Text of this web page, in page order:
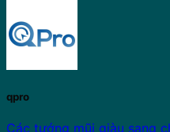
qpro
Các tướng mũi giàu sang